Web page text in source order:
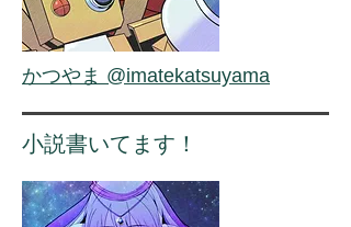
かつやま @imatekatsuyama
小説書いてます！